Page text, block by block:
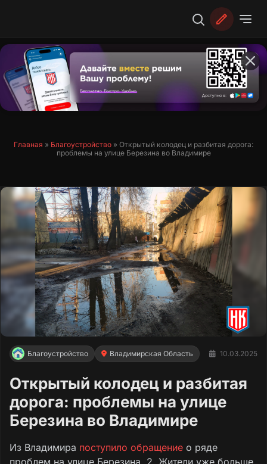
Главная » Благоустройство » Открытый колодец и разбитая дорога:
проблемы на улице Березина во Владимире
Благоустройство Владимирская Область 10.03.2025
Открытый колодец и разбитая
дорога: проблемы на улице
Березина во Владимире
Из Владимира поступило обращение о ряде
проблем на улице Березина, 2. Жители уже больше